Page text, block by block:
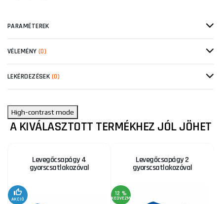
PARAMÉTEREK
VÉLEMÉNY (0)
LEKÉRDEZÉSEK (0)
High-contrast mode
A KIVÁLASZTOTT TERMÉKHEZ JÓL JÖHET
Levegőcsapágy 4
gyorscsatlakozóval
AKCIÓ
Levegőcsapágy 2
gyorscsatlakozóval
12 %
KEDVEZMÉNY